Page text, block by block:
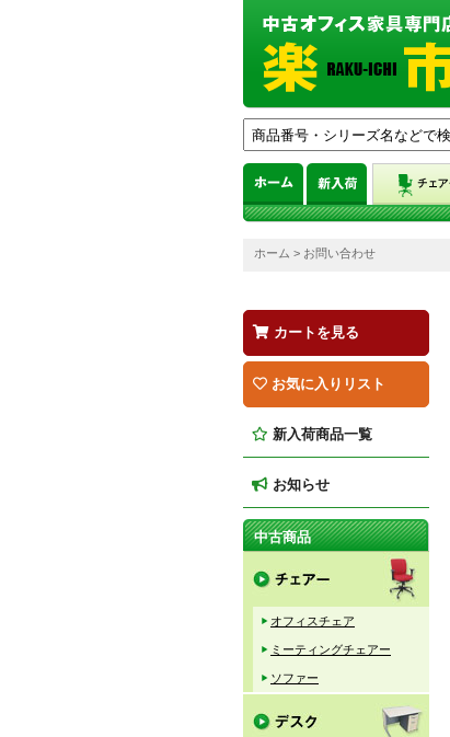
ホーム > お問い合わせ
カートを見る
お気に入りリスト
新入荷商品一覧
お知らせ
中古商品
オフィスチェア
ミーティングチェアー
ソファー